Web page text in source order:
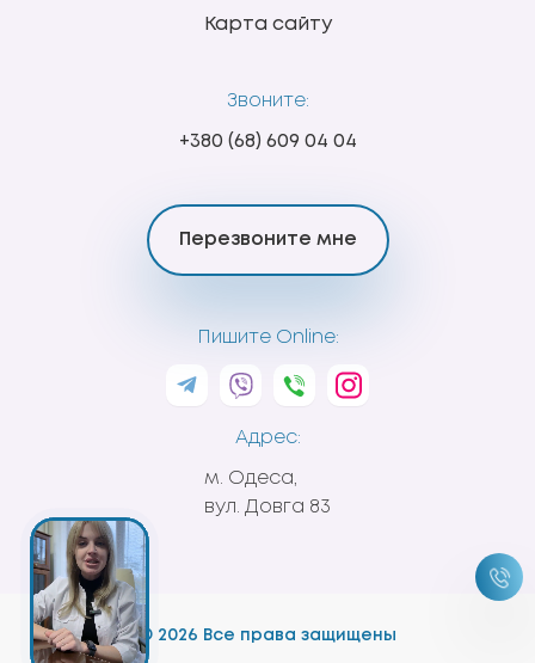
Карта сайту
Звоните:
+380 (68) 609 04 04
Перезвоните мне
Пишите Online:
Адрес:
м. Одеса,
вул. Довга 83
© 2026 Все права защищены